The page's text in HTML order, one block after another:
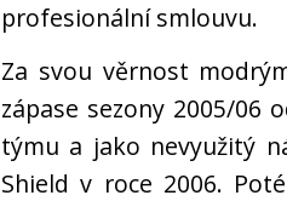
profesionální smlouvu.
Za svou věrnost
zápase sezony 2005/06
týmu a jako nevyužitý
Shield v roce 2006.